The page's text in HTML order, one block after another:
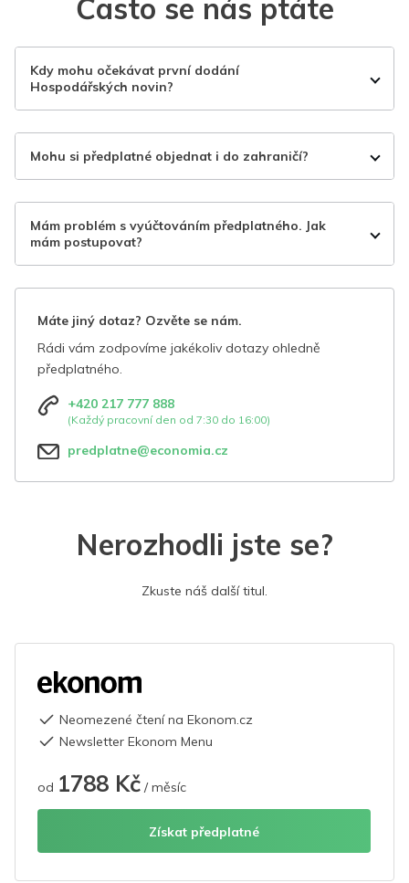
Často se nás ptáte
Kdy mohu očekávat první dodání
Hospodářských novin?
Mohu si předplatné objednat i do zahraničí?
Mám problém s vyúčtováním předplatného. Jak
mám postupovat?
Máte jiný dotaz? Ozvěte se nám.
Rádi vám zodpovíme jakékoliv dotazy ohledně
předplatného.
+420 217 777 888
(Každý pracovní den od 7:30 do 16:00)
predplatne@economia.cz
Nerozhodli jste se?
Zkuste náš další titul.
Neomezené čtení na Ekonom.cz
Newsletter Ekonom Menu
od 1788 Kč / měsíc
Získat předplatné